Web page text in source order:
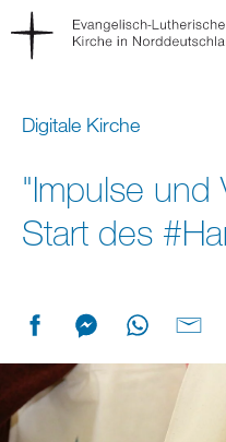
Digitale Kirche
"Impulse und
Start des